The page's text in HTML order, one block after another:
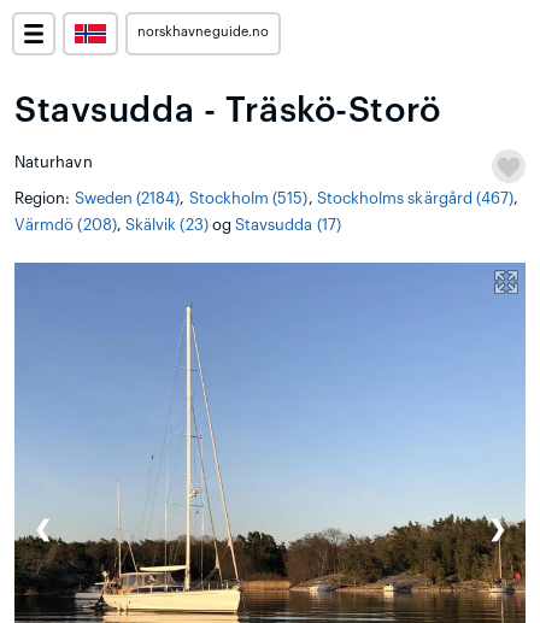
norskhavneguide.no
Stavsudda - Träskö-Storö
Naturhavn
Region: Sweden (2184), Stockholm (515), Stockholms skärgård (467),
Värmdö (208), Skälvik (23)og Stavsudda (17)
❮ ❯